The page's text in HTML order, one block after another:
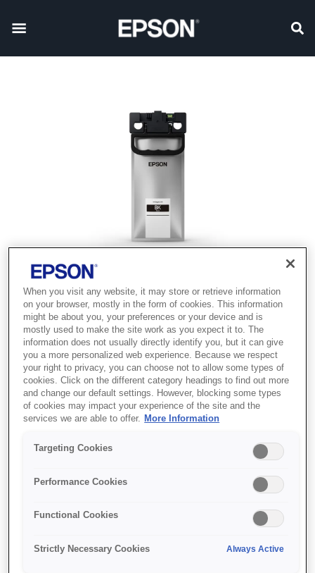
WF-C53xx / WF-C58xx
Series Ink Cartridge XL
When you visit any website, it may store or retrieve information
on your browser, mostly in the form of cookies. This information
might be about you, your preferences or your device and is
mostly used to make the site work as you expect it to. The
information does not usually directly identify you, but it can give
you a more personalized web experience. Because we respect
your right to privacy, you can choose not to allow some types of
cookies. Click on the different category headings to find out more
and change our default settings. However, blocking some types
of cookies may impact your experience of the site and the
services we are able to offer.
More Information
Targeting Cookies
Performance Cookies
Functional Cookies
Strictly Necessary Cookies Always Active